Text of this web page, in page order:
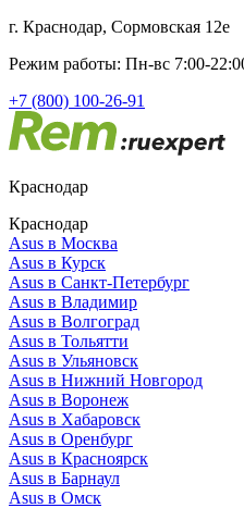
г. Краснодар, Сормовская 12е
Режим работы: Пн-вс 7:00-
+7 (800) 100-26-91
Краснодар
Краснодар
Asus в Москва
Asus в Курск
Asus в Санкт-Петербург
Asus в Владимир
Asus в Волгоград
Asus в Тольятти
Asus в Ульяновск
Asus в Нижний Новгород
Asus в Воронеж
Asus в Хабаровск
Asus в Оренбург
Asus в Красноярск
Asus в Барнаул
Asus в Омск